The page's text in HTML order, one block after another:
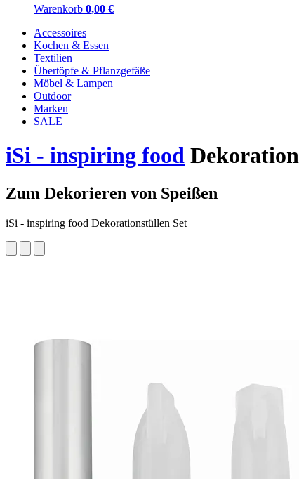
Warenkorb 0,00 €
Accessoires
Kochen & Essen
Textilien
Übertöpfe & Pflanzgefäße
Möbel & Lampen
Outdoor
Marken
SALE
iSi - inspiring food
Zum Dekorieren von Speißen
iSi - inspiring food Dekorationstüllen Set